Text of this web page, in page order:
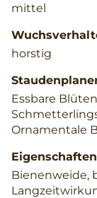
mittel
horstig
Essbare
Ornamentale
Eigenschaften
Bienenweide,